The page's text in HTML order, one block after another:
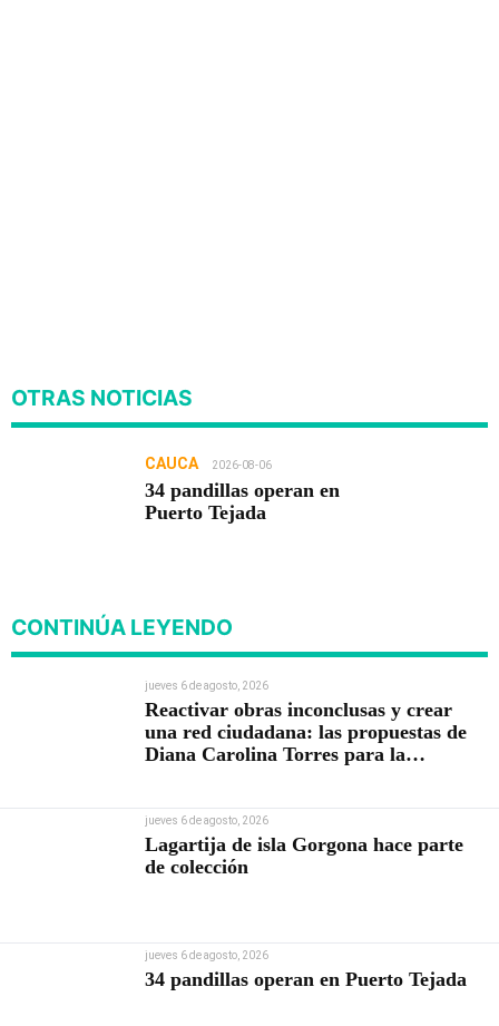
OTRAS NOTICIAS
CAUCA 2026-08-06
34 pandillas operan en
Puerto Tejada
CONTINÚA LEYENDO
jueves 6 de agosto, 2026
Reactivar obras inconclusas y crear
una red ciudadana: las propuestas de
Diana Carolina Torres para la
jueves 6 de agosto, 2026
Lagartija de isla Gorgona hace parte
de colección
jueves 6 de agosto, 2026
34 pandillas operan en Puerto Tejada